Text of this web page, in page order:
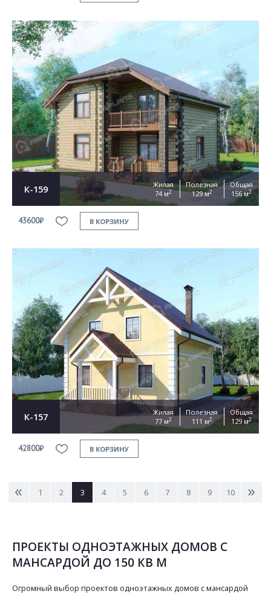
К-159
Жилая
74 м2
Полезная
129 м2
Общая
156 м2
43600₽ В КОРЗИНУ
К-157
Жилая
77 м2
Полезная
111 м2
Общая
129 м2
42800₽ В КОРЗИНУ
< 1 2 3 4 5 6 7 8 9 10 >
ПРОЕКТЫ ОДНОЭТАЖНЫХ ДОМОВ С
МАНСАРДОЙ ДО 150 КВ М
Огромный выбор проектов одноэтажных домов с мансардой